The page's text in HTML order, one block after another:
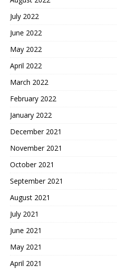
July 2022
June 2022
May 2022
April 2022
March 2022
February 2022
January 2022
December 2021
November 2021
October 2021
September 2021
August 2021
July 2021
June 2021
May 2021
April 2021